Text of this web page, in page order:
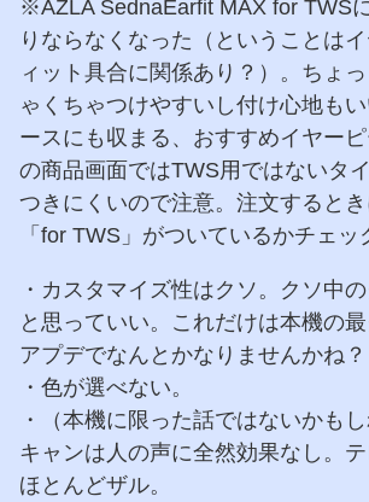
※AZLA SednaEarfit MAX for TWS
りならなくなった（ということは
ィット具合に関係あり？）。ちょ
ゃくちゃつけやすいし付け心地も
ースにも収まる、おすすめイヤー
の商品画面ではTWS用ではないタ
つきにくいので注意。注文すると
「for TWS」がついているかチェッ
・カスタマイズ性はクソ。クソ中
と思っていい。これだけは本機の最
アプデでなんとかなりませんかね？
・色が選べない。
・（本機に限った話ではないかも
キャンは人の声に全然効果なし。
ほとんどザル。